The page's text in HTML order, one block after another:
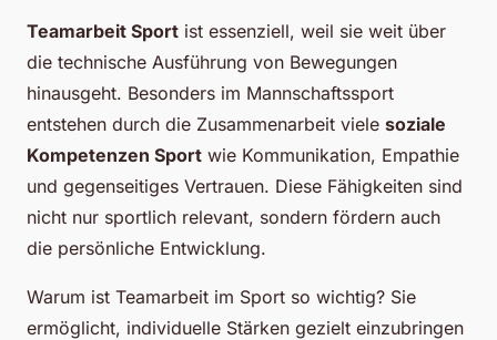
Teamarbeit Sport ist essenziell, weil sie weit über
die technische Ausführung von Bewegungen
hinausgeht. Besonders im Mannschaftssport
entstehen durch die Zusammenarbeit viele soziale
Kompetenzen Sport wie Kommunikation, Empathie
und gegenseitiges Vertrauen. Diese Fähigkeiten sind
nicht nur sportlich relevant, sondern fördern auch
die persönliche Entwicklung.
Warum ist Teamarbeit im Sport so wichtig? Sie
ermöglicht, individuelle Stärken gezielt einzubringen